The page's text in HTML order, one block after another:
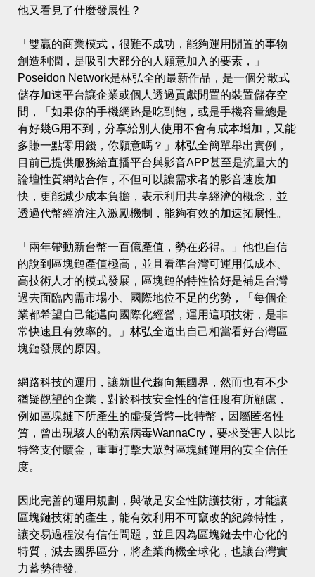
他又看見了什麼發展性？
「雙贏的商業模式，很難不成功，能夠運用閒置的事物
創造利潤，是吸引大部分的人願意加入的要素，」
Poseidon Network是林弘全的最新作品，是一個分散式
儲存加速平台讓企業或個人透過貢獻閒置的裝置儲存空
間，「如果你的手機網路是吃到飽，或是手機容量總是
有好幾G用不到，分享給別人使用不會有成本增加，又能
多賺一點零用錢，你願意嗎？」林弘全簡單舉出實例，
目前已提供服務給直播平台與影音APP甚至是流量大的
論壇性質網站合作，不但可以讓需求者的影音速度加
快，更能減少成本負擔，表示利用共享經濟的概念，並
透過代幣經濟注入激勵機制，能夠有效的加速拓展性。
「兩年帶動新台幣一百億產值，勢在必得。」他也自信
的說到區塊鏈產值極高，並且看準台灣可運用低成本、
高技術人才的模式發展，區塊鏈的特性恰好是補足台灣
過去面臨內需市場小、國際地位不足的劣勢，「每個企
業都希望自己能邁向國際化經營，運用這項技術，是非
常快速且有效率的。」林弘全道出自己相當看好台灣區
塊鏈發展的原因。
網路科技的運用，讓新世代趨向無國界，然而也有不少
猶疑觀望的企業，對於科技安全性的信任度有所顧慮，
例如區塊鏈下所產生的虛擬貨幣─比特幣，因屬匿名性
質，曾出現駭人的勒索病毒WannaCry，要求受害人以比
特幣支付贖金，重重打擊大眾對區塊鏈運用的安全信任
度。
因此完善的運用規劃，與做足安全性防護技術，才能讓
區塊鏈技術的產生，能有效利用不可竄改的紀錄特性，
讓交易過程沒有信任問題，並且因為區塊鏈去中心化的
特質，減去國界區分，將產業商機全球化，也讓台灣實
力蓄勢待發。